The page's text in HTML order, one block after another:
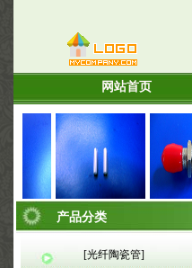
网站首页
LC 套管
产品分类
[光纤陶瓷管]